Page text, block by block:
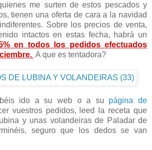
me surten de estos pescados y
tienen una oferta de cara a la navidad
Sobre los precios de venta,
intactos en estas fecha, habrá un
en todos los pedidos efectuados
A que es tentadora?
ido a su web o a su página de
vuestros pedidos, leed la receta que
y unas volandeiras de Paladar de
seguro que los dedos se van